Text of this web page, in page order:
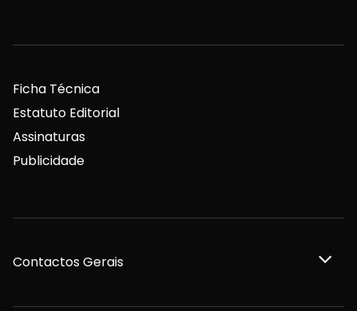
Ficha Técnica
Estatuto Editorial
Assinaturas
Publicidade
Contactos Gerais